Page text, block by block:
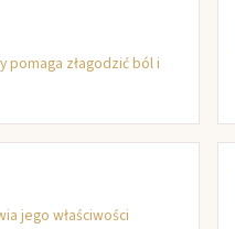
pomaga złagodzić ból i
jego właściwości